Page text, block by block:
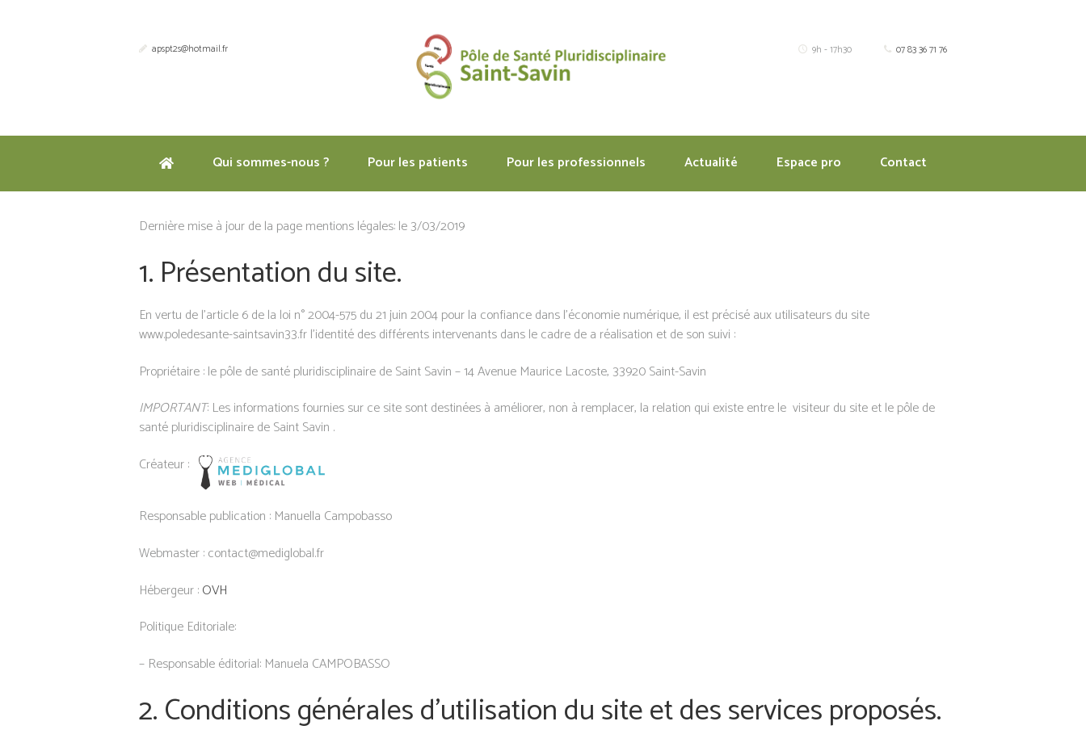
apspt2s@hotmail.fr 07 83 36 71 76
9h - 17h30
Qui sommes-nous ? Pour les patients Pour les professionnels Actualité Espace pro Contact
Dernière mise à jour de la page mentions légales: le 3/03/2019
1. Présentation du site.
En vertu de l’article 6 de la loi n° 2004-575 du 21 juin 2004 pour la confiance dans l’économie numérique, il est précisé aux utilisateurs du site
www.poledesante-saintsavin33.fr l’identité des différents intervenants dans le cadre de a réalisation et de son suivi :
Propriétaire : le pôle de santé pluridisciplinaire de Saint Savin – 14 Avenue Maurice Lacoste, 33920 Saint-Savin
IMPORTANT: Les informations fournies sur ce site sont destinées à améliorer, non à remplacer, la relation qui existe entre le visiteur du site et le pôle de
santé pluridisciplinaire de Saint Savin .
Créateur :
Responsable publication : Manuella Campobasso
Webmaster : contact@mediglobal.fr
Hébergeur :OVH
Politique Editoriale:
– Responsable éditorial: Manuela CAMPOBASSO
2. Conditions générales d’utilisation du site et des services proposés.